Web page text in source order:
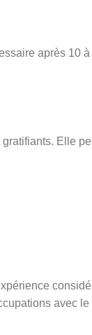
après 10
Elle
avec le